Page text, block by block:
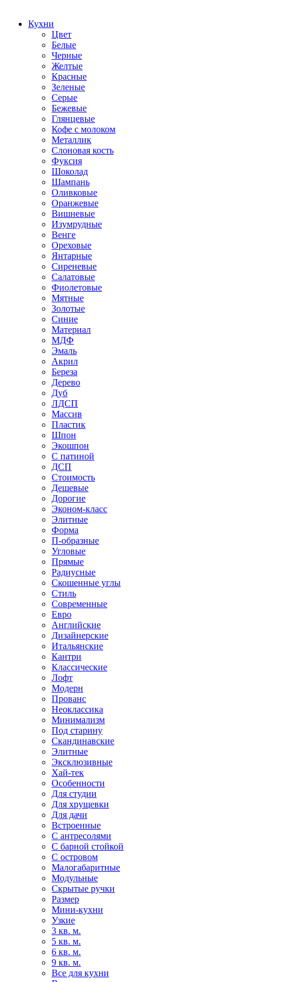
Кухни
Цвет
Белые
Черные
Желтые
Красные
Зеленые
Серые
Бежевые
Глянцевые
Кофе с молоком
Металлик
Слоновая кость
Фуксия
Шоколад
Шампань
Оливковые
Оранжевые
Вишневые
Изумрудные
Венге
Ореховые
Янтарные
Сиреневые
Салатовые
Фиолетовые
Мятные
Золотые
Синие
Материал
МДФ
Эмаль
Акрил
Береза
Дерево
Дуб
ЛДСП
Массив
Пластик
Шпон
Экошпон
С патиной
ДСП
Стоимость
Дешевые
Дорогие
Эконом-класс
Элитные
Форма
П-образные
Угловые
Прямые
Радиусные
Скошенные углы
Стиль
Современные
Евро
Английские
Дизайнерские
Итальянские
Кантри
Классические
Лофт
Модерн
Прованс
Неоклассика
Минимализм
Под старину
Скандинавские
Элитные
Эксклюзивные
Хай-тек
Особенности
Для студии
Для хрущевки
Для дачи
Встроенные
С антресолями
С барной стойкой
С островом
Малогабаритные
Модульные
Скрытые ручки
Размер
Мини-кухни
Узкие
3 кв. м.
5 кв. м.
6 кв. м.
9 кв. м.
Все для кухни